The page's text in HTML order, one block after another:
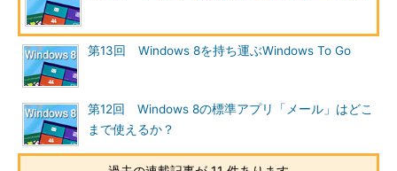
による管理
Windows 8／Windows Server 2012におけるディスク記憶域の機能強化点
Windows 8とWindows Server 2012は同じテクノロジに基づいているため、
どちらのOSでも同様に利用可能である。ただしWindows 8の場合は、GUIイ
ンターフェイスでは設定できない機能があるので、場合によっては
新機能は数多くあるが、簡単に言うと、「記憶域プール」と
第13回 Windows 8を持ち運ぶWindows To Go
第12回 Windows 8の標準アプリ「メール」はどこ
まで使えるか？